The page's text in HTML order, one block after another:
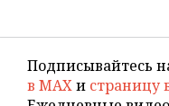
Подписывайтесь
в MAXи страницу